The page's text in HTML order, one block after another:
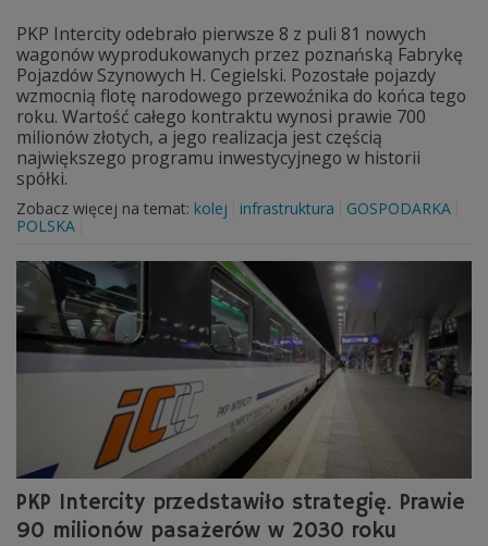
PKP Intercity odebrało pierwsze 8 z puli 81 nowych
wagonów wyprodukowanych przez poznańską Fabrykę
Pojazdów Szynowych H. Cegielski. Pozostałe pojazdy
wzmocnią flotę narodowego przewoźnika do końca tego
roku. Wartość całego kontraktu wynosi prawie 700
milionów złotych, a jego realizacja jest częścią
największego programu inwestycyjnego w historii
spółki.
Zobacz więcej na temat: kolej infrastruktura
GOSPODARKA
POLSKA
PKP Intercity przedstawiło strategię. Prawie
90 milionów pasażerów w 2030 roku